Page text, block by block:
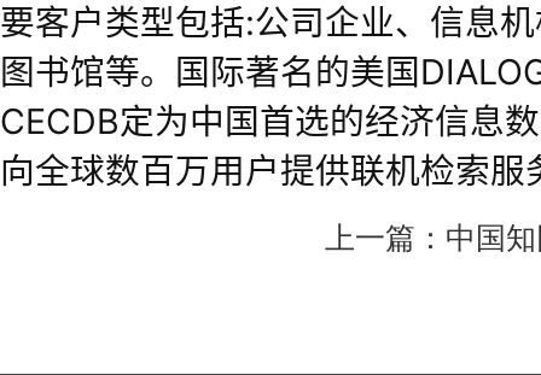
要客户类型包括:公司企业、信息
图书馆等。国际著名的美国
CECDB定为中国首选的经济信息
向全球数百万用户提供联机检索服
上一篇： 中国